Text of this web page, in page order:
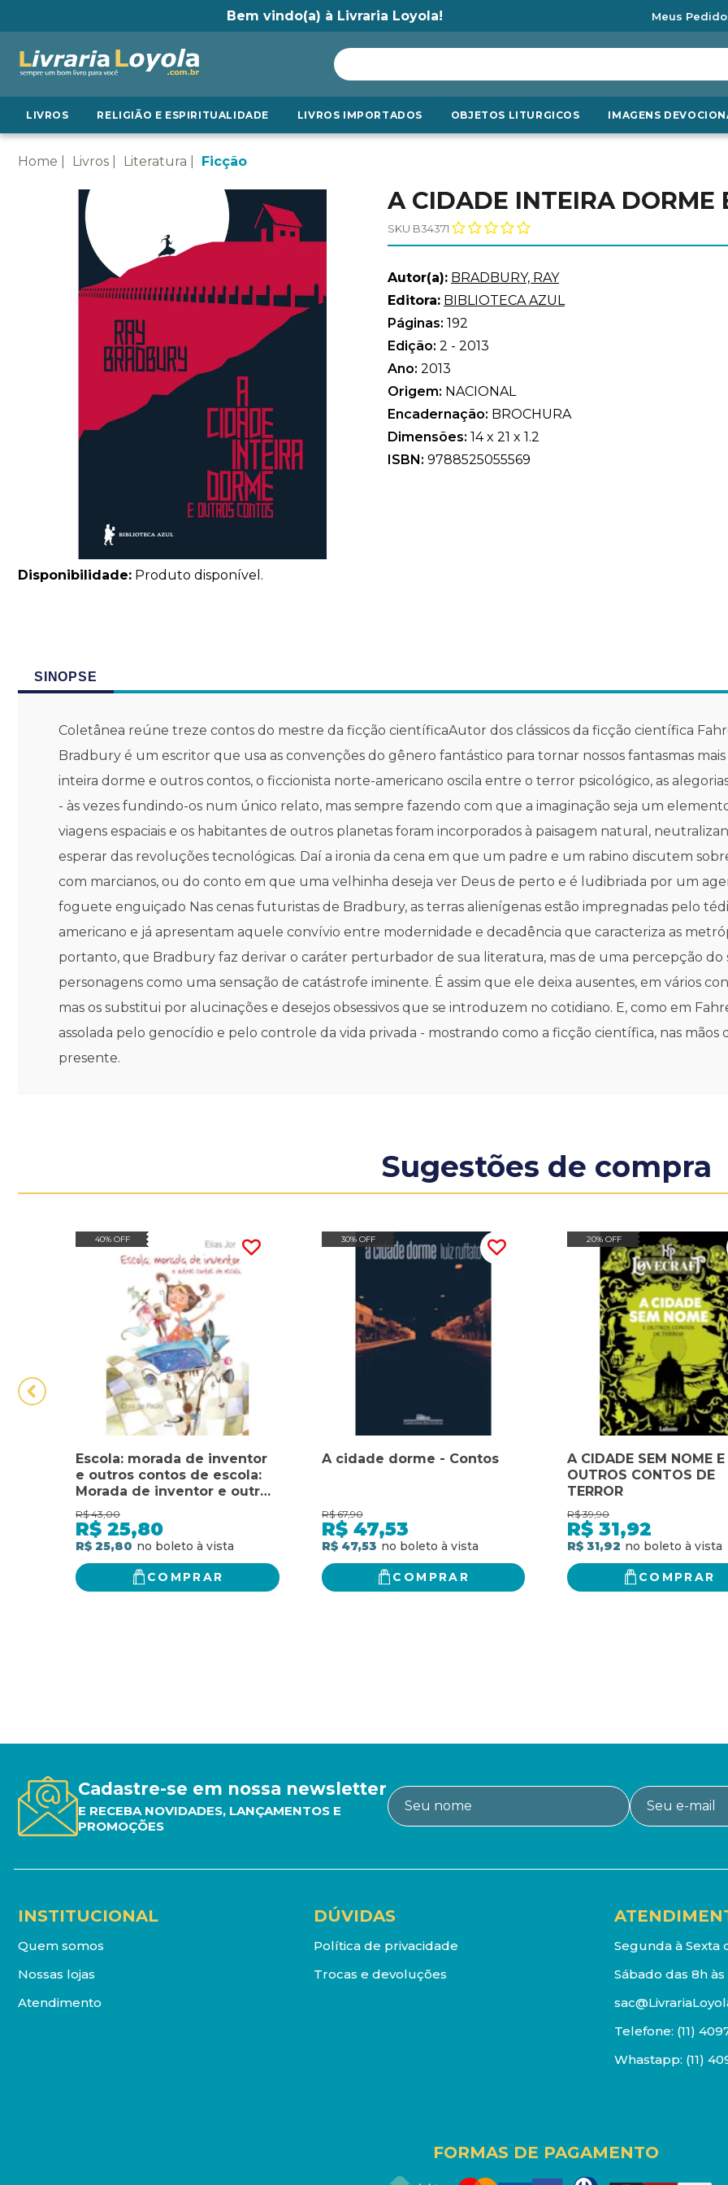
Bem vindo(a) à Livraria Loyola! Meus
LIVROS RELIGIÃO E ESPIRITUALIDADE LIVROS IMPORTADOS OBJETOS LITURGICOS IMAGENS
Home Livros Literatura Ficção
Disponibilidade: Produto disponível.
A CIDADE INTEIRA DORME
SKU B34371
Autor(a): BRADBURY, RAY
Editora: BIBLIOTECA AZUL
Páginas: 192
Edição: 2 - 2013
Ano: 2013
Origem: NACIONAL
Encadernação: BROCHURA
Dimensões: 14 x 21 x 1.2
ISBN: 9788525055569
SINOPSE
Coletânea reúne treze contos do mestre da ficção científicaAutor dos clássicos da ficção científica
Bradbury é um escritor que usa as convenções do gênero fantástico para tornar nossos fantasmas
inteira dorme e outros contos, o ficcionista norte-americano oscila entre o terror psicológico, as
- às vezes fundindo-os num único relato, mas sempre fazendo com que a imaginação seja um
viagens espaciais e os habitantes de outros planetas foram incorporados à paisagem natural,
esperar das revoluções tecnológicas. Daí a ironia da cena em que um padre e um rabino discutem
com marcianos, ou do conto em que uma velhinha deseja ver Deus de perto e é ludibriada por um
foguete enguiçado Nas cenas futuristas de Bradbury, as terras alienígenas estão impregnadas pelo
americano e já apresentam aquele convívio entre modernidade e decadência que caracteriza as
portanto, que Bradbury faz derivar o caráter perturbador de sua literatura, mas de uma percepção do
personagens como uma sensação de catástrofe iminente. É assim que ele deixa ausentes, em vários
mas os substitui por alucinações e desejos obsessivos que se introduzem no cotidiano. E, como em
assolada pelo genocídio e pelo controle da vida privada - mostrando como a ficção científica, nas
presente.
Sugestões de compra
40% OFF
Escola: morada de inventor
e outros contos de escola:
Morada de inventor e outros
contos de escola
R$ 43,00
R$ 25,80
R$ 25,80
COMPRAR
30% OFF
A cidade dorme - Contos
R$ 67,90
R$ 47,53
R$ 47,53
COMPRAR
20% OFF
A CIDADE SEM NOME E
OUTROS CONTOS DE
TERROR
R$ 39,90
R$ 31,92
R$ 31,92
COMPRAR
Cadastre-se em nossa newsletter
E RECEBA NOVIDADES, LANÇAMENTOS E
PROMOÇÕES
INSTITUCIONAL
Quem somos
Nossas lojas
Atendimento
DÚVIDAS
Política de privacidade
Trocas e devoluções
Segunda à Sexta
Sábado das 8h às
Telefone: (11)
Whastapp: (11)
FORMAS DE PAGAMENTO